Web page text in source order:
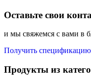
Оставьте свои
и мы свяжемся с вами в
Получить
Продукты из